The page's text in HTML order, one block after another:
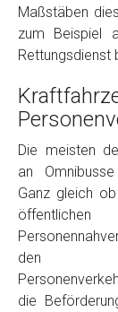
Maßstäben
zum Beispiel
Rettungsdienst
Die meisten
an
Ganz gleich
öffentlichen
den
die